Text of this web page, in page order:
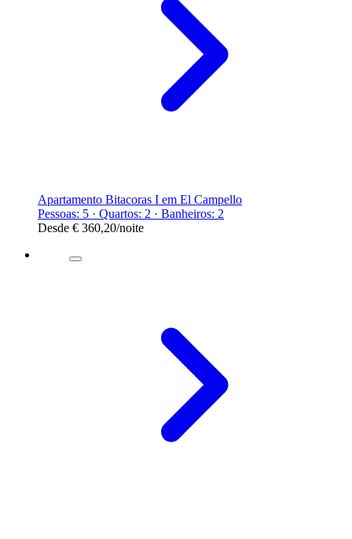
Apartamento Bitacoras I em El Campello
Pessoas: 5 · Quartos: 2 · Banheiros: 2
Desde € 360,20/noite